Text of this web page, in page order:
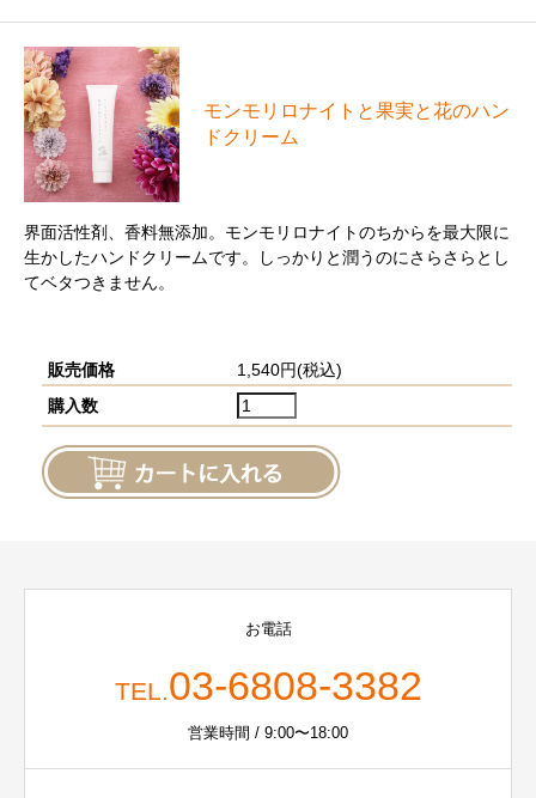
モンモリロナイトと果実と花のハン
ドクリーム
界面活性剤、香料無添加。モンモリロナイトのちからを最大限に
生かしたハンドクリームです。しっかりと潤うのにさらさらとし
てベタつきません。
販売価格
1,540円(税込)
購入数
お電話
TEL.03-6808-3382
営業時間 / 9:00〜18:00